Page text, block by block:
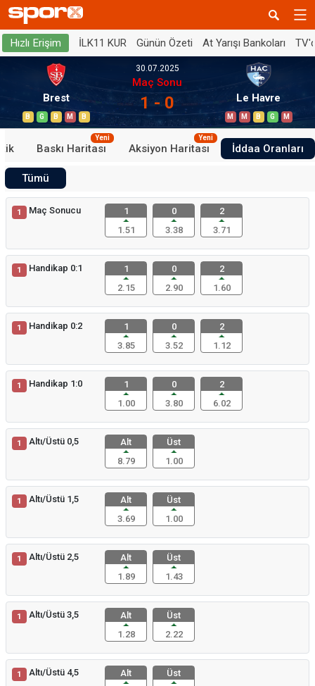
Hızlı Erişim İLK11 KUR Günün Özeti At Yarışı Bankoları
Brest
B G B M B
30.07.2025
Maç Sonu
1 - 0 Le Havre
M M B G M
Baskı Haritası
Yeni
Aksiyon Haritası
Yeni
İddaa Oranları
Tümü
1 Maç Sonucu
1
1.51
0
3.38
2
3.71
1 Handikap 0:1
1
2.15
0
2.90
2
1.60
1 Handikap 0:2
1
3.85
0
3.52
2
1.12
1 Handikap 1:0
1
1.00
0
3.80
2
6.02
1 Altı/Üstü 0,5
Alt
8.79
Üst
1.00
1 Altı/Üstü 1,5
Alt
3.69
Üst
1.00
1 Altı/Üstü 2,5
Alt
1.89
Üst
1.43
1 Altı/Üstü 3,5
Alt
1.28
Üst
2.22
1 Altı/Üstü 4,5
Alt
Üst